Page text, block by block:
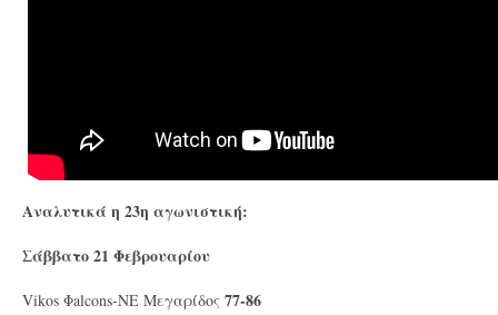
Αναλυτικά η 23η αγωνιστική:
Σάββατο 21 Φεβρουαρίου
Vikos Φalcons-ΝΕ Μεγαρίδος 77-86